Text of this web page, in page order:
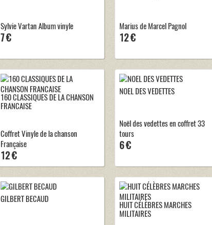
Sylvie Vartan Album vinyle
7 €
Marius de Marcel Pagnol
12 €
160 CLASSIQUES DE LA CHANSON
FRANCAISE
Coffret Vinyle de la chanson
Française
12 €
NOEL DES VEDETTES
Noël des vedettes en coffret 33
tours
6 €
GILBERT BECAUD
HUIT CÉLÈBRES MARCHES
MILITAIRES